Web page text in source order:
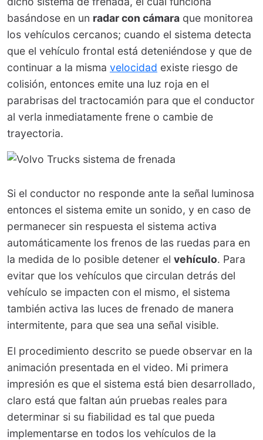
basándose en un radar con cámara que monitorea
los vehículos cercanos; cuando el sistema detecta
que el vehículo frontal está deteniéndose y que de
continuar a la misma velocidad existe riesgo de
colisión, entonces emite una luz roja en el
parabrisas del tractocamión para que el conductor
al verla inmediatamente frene o cambie de
trayectoria.
Si el conductor no responde ante la señal luminosa
entonces el sistema emite un sonido, y en caso de
permanecer sin respuesta el sistema activa
automáticamente los frenos de las ruedas para en
la medida de lo posible detener el vehículo. Para
evitar que los vehículos que circulan detrás del
vehículo se impacten con el mismo, el sistema
también activa las luces de frenado de manera
intermitente, para que sea una señal visible.
El procedimiento descrito se puede observar en la
animación presentada en el video. Mi primera
impresión es que el sistema está bien desarrollado,
claro está que faltan aún pruebas reales para
determinar si su fiabilidad es tal que pueda
implementarse en todos los vehículos de la